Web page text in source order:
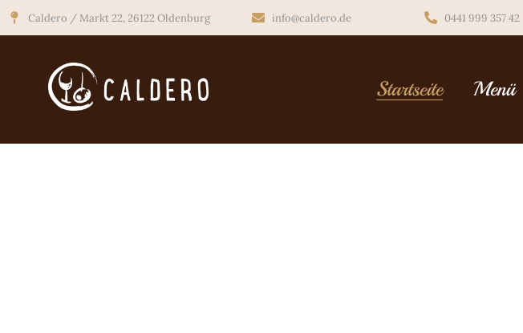
Caldero / Markt 22, 26122 Oldenburg info@caldero.de 0441 999 357 42
Startseite Menü